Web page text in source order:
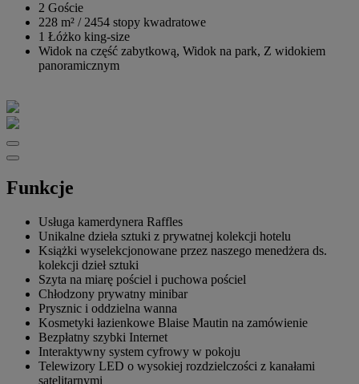
2 Goście
228 m² / 2454 stopy kwadratowe
1 Łóżko king-size
Widok na część zabytkową, Widok na park, Z widokiem
panoramicznym
Funkcje
Usługa kamerdynera Raffles
Unikalne dzieła sztuki z prywatnej kolekcji hotelu
Książki wyselekcjonowane przez naszego menedżera ds.
kolekcji dzieł sztuki
Szyta na miarę pościel i puchowa pościel
Chłodzony prywatny minibar
Prysznic i oddzielna wanna
Kosmetyki łazienkowe Blaise Mautin na zamówienie
Bezpłatny szybki Internet
Interaktywny system cyfrowy w pokoju
Telewizory LED o wysokiej rozdzielczości z kanałami
satelitarnymi